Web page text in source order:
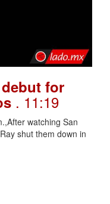
for
. 11:19
watching San
shut them down in